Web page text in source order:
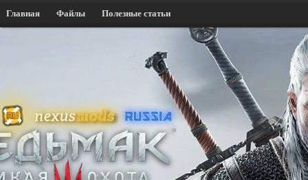
Главная Файлы Полезные статьи